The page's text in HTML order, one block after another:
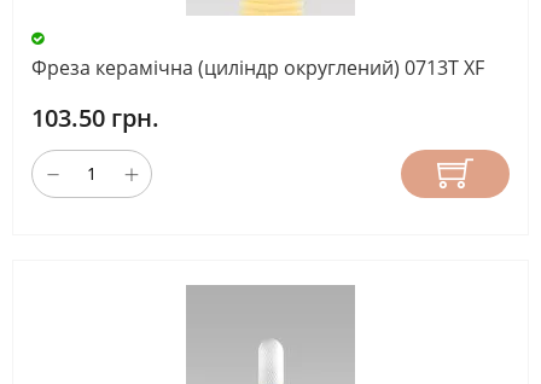
Фреза керамічна (циліндр округлений) 0713T ХF
103.50 грн.